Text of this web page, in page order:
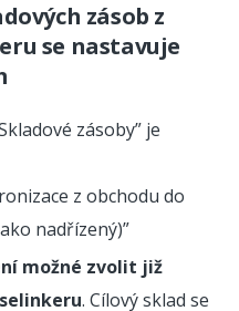
zásob z
se nastavuje
zásoby” je
z obchodu do
nadřízený)”
možné zvolit již
. Cílový sklad se